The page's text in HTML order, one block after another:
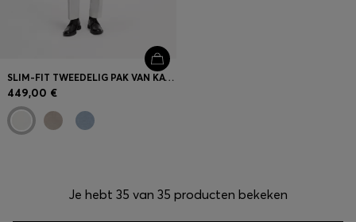
SLIM-FIT TWEEDELIG PAK VAN KATOEN EN LINNEN
449,00 €
Je hebt 35 van 35 producten bekeken